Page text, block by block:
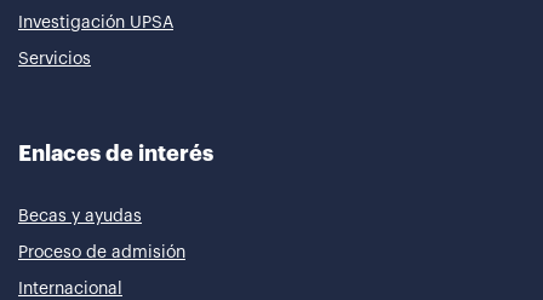
Investigación UPSA
Servicios
Enlaces de interés
Becas y ayudas
Proceso de admisión
Internacional